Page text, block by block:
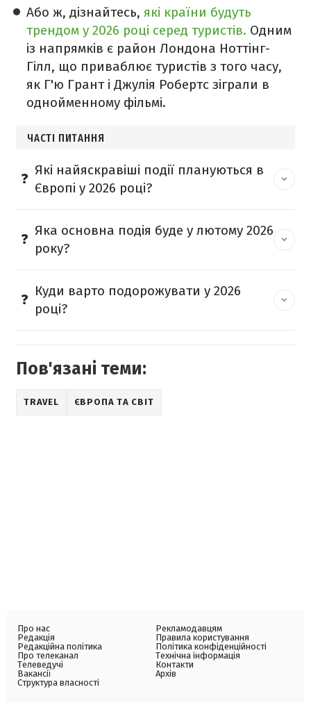
Або ж, дізнайтесь, які країни будуть
трендом у 2026 році серед туристів. Одним
із напрямків є район Лондона Ноттінг-
Гілл, що приваблює туристів з того часу,
як Г'ю Грант і Джулія Робертс зіграли в
однойменному фільмі.
ЧАСТІ ПИТАННЯ
Які найяскравіші події плануються в
Європі у 2026 році?
Яка основна подія буде у лютому 2026
року?
Куди варто подорожувати у 2026
році?
Пов'язані теми:
TRAVEL ЄВРОПА ТА СВІТ
Про нас
Редакція
Редакційна політика
Про телеканал
Телеведучі
Вакансії
Структура власності
Рекламодавцям
Правила користування
Політика конфіденційності
Технічна інформація
Контакти
Архів